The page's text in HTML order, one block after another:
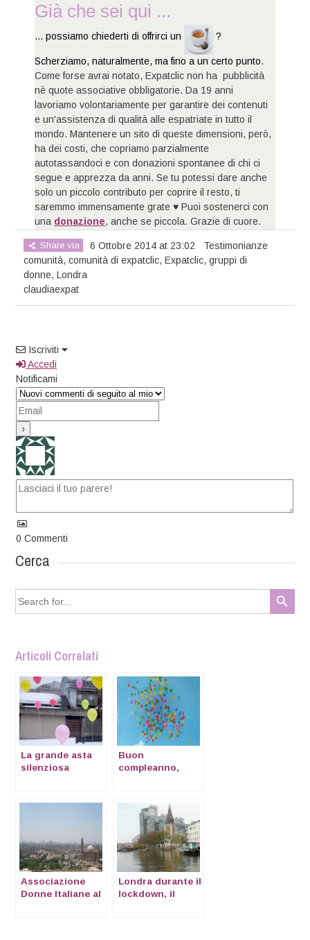
Già che sei qui ...
... possiamo chiederti di offrirci un ?
Scherziamo, naturalmente, ma fino a un certo punto.
Come forse avrai notato, Expatclic non ha pubblicità
nè quote associative obbligatorie. Da 19 anni
lavoriamo volontariamente per garantire dei contenuti
e un'assistenza di qualità alle espatriate in tutto il
mondo. Mantenere un sito di queste dimensioni, però,
ha dei costi, che copriamo parzialmente
autotassandoci e con donazioni spontanee di chi ci
segue e apprezza da anni. Se tu potessi dare anche
solo un piccolo contributo per coprire il resto, ti
saremmo immensamente grate ♥ Puoi sostenerci con
una donazione, anche se piccola. Grazie di cuore.
Share via 6 Ottobre 2014 at 23:02
Testimonianze
comunità,comunità di expatclic,Expatclic,gruppi di
donne,Londra
claudiaexpat
Iscriviti
Accedi
Notificami
0 Commenti
Cerca
Search
for:
Search Button
Articoli Correlati
La grande asta
silenziosa
Buon
compleanno,
Associazione
Donne Italiane al
Londra durante il
lockdown, il